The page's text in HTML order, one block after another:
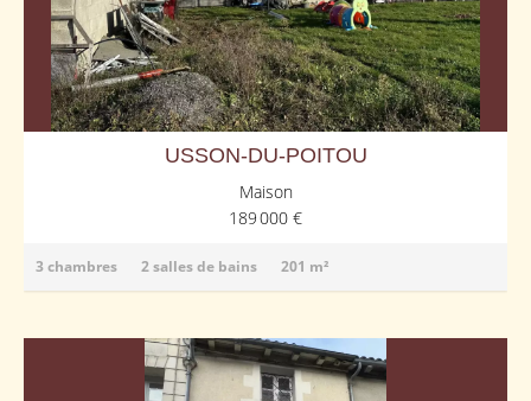
USSON-DU-POITOU
Maison
189 000 €
3 chambres 2 salles de bains 201 m²